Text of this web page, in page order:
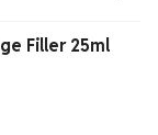
Filler 25ml